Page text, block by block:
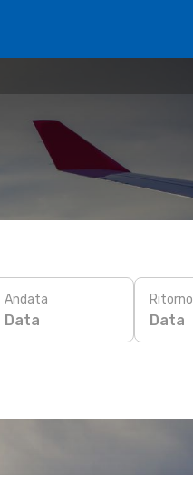
Andata
Data
Ritorno
Data